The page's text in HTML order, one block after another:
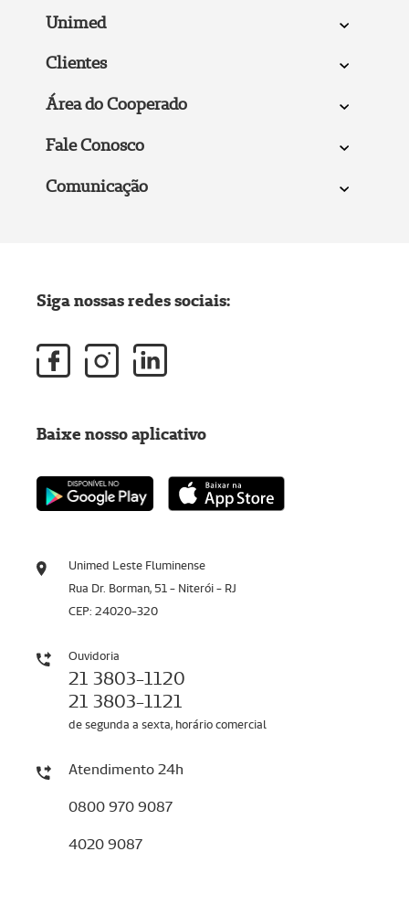
Unimed
Clientes
Área do Cooperado
Fale Conosco
Comunicação
Unimed Leste Fluminense
Rua Dr. Borman, 51 - Niterói - RJ
CEP: 24020-320
Ouvidoria
21 3803-1120
21 3803-1121
de segunda a sexta, horário comercial
Atendimento 24h
0800 970 9087
4020 9087
Siga nossas redes sociais:
Baixe nosso aplicativo